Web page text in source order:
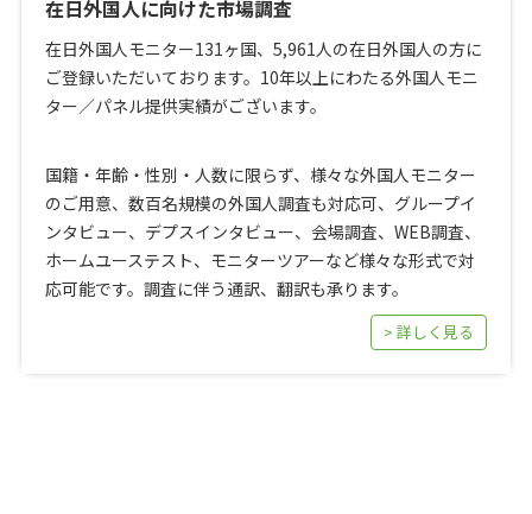
在日外国人に向けた市場調査
在日外国人モニター131ヶ国、5,961人の在日外国人の方に
ご登録いただいております。10年以上にわたる外国人モニ
ター／パネル提供実績がございます。
国籍・年齢・性別・人数に限らず、様々な外国人モニター
のご用意、数百名規模の外国人調査も対応可、グループイ
ンタビュー、デプスインタビュー、会場調査、WEB調査、
ホームユーステスト、モニターツアーなど様々な形式で対
応可能です。調査に伴う通訳、翻訳も承ります。
> 詳しく見る